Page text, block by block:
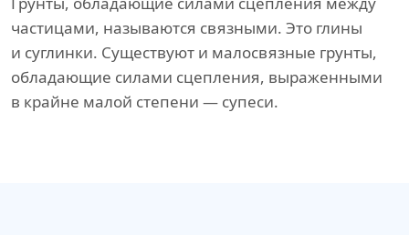
частицами, называются связными. Это глины
и суглинки. Существуют и малосвязные грунты,
обладающие силами сцепления, выраженными
в крайне малой степени — супеси.